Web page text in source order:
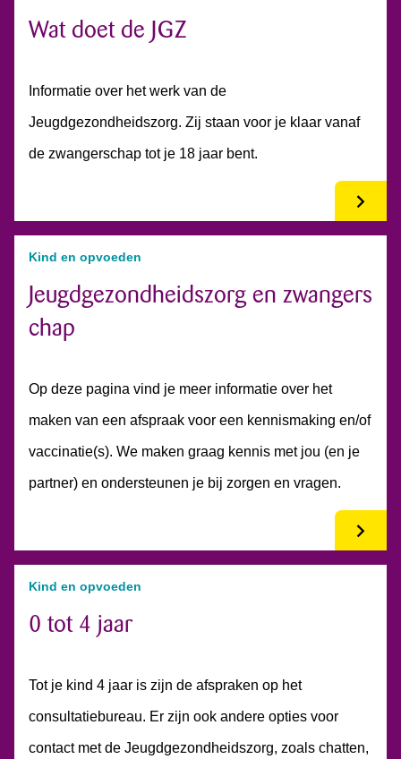
Wat doet de JGZ
Informatie over het werk van de
Jeugdgezondheidszorg. Zij staan voor je klaar vanaf
de zwangerschap tot je 18 jaar bent.
Kind en opvoeden
Jeugdgezondheidszorg en zwangers
chap
Op deze pagina vind je meer informatie over het
maken van een afspraak voor een kennismaking en/of
vaccinatie(s). We maken graag kennis met jou (en je
partner) en ondersteunen je bij zorgen en vragen.
Kind en opvoeden
0 tot 4 jaar
Tot je kind 4 jaar is zijn de afspraken op het
consultatiebureau. Er zijn ook andere opties voor
contact met de Jeugdgezondheidszorg, zoals chatten,